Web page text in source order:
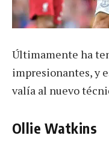
Últimamente ha
impresionantes, y
valía al nuevo
Ollie Watkins